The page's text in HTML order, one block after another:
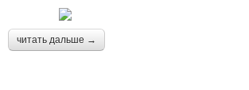
читать дальше →